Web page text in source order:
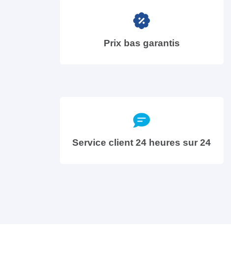
Prix bas garantis
Service client 24 heures sur 24